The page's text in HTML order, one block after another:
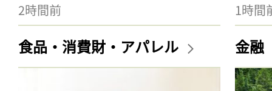
2時間前 1時間
食品・消費財・アパレル 金融